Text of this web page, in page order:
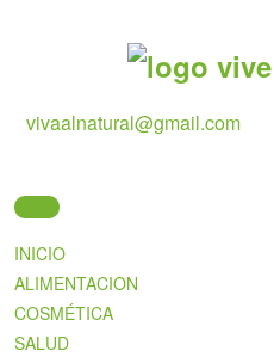
vivaalnatural@gmail.com
INICIO
ALIMENTACION
COSMÉTICA
SALUD